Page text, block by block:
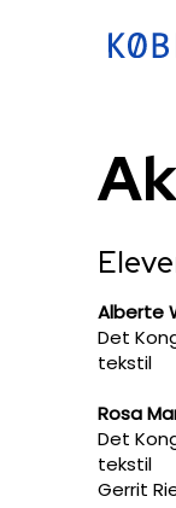
Alberte
Det
tekstil
Rosa
Det
tekstil
Gerrit